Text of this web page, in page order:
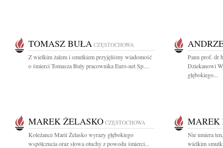
TOMASZ BUŁA CZĘSTOCHOWA
Z wielkim żalem i smutkiem przyjęliśmy wiadomość
o śmierci Tomasza Buły pracownika Euro-net Sp....
Panu prof. dr
Dziekanowi
głębokiego...
MAREK ŻELASKO CZĘSTOCHOWA
Koleżance Marii Żelasko wyrazy głębokiego
współczucia oraz słowa otuchy z powodu śmierci...
MAREK
Nie umiera
wielkim